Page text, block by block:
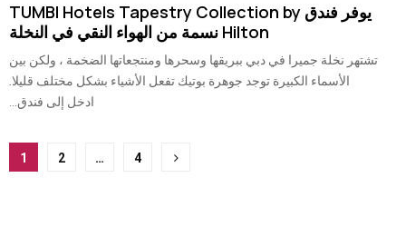
يوفر فندق TUMBI Hotels Tapestry Collection by
Hilton نسمة من الهواء النقي في النخلة
تشتهر نخلة جميرا في دبي ببريقها وسحرها ومنتجعاتها الضخمة ، ولكن بين
الأسماء الكبيرة توجد جوهرة بوتيك تفعل الأشياء بشكل مختلف قليلا.
ادخل إلى فندق...
1 2 … 4